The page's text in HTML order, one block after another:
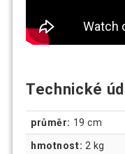
Technické
průměr: 19 cm
hmotnost: 2 kg